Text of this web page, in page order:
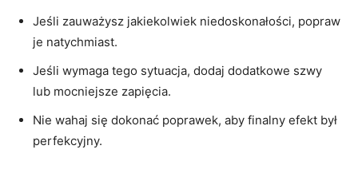
Jeśli zauważysz jakiekolwiek ​niedoskonałości, popraw
je natychmiast.
Jeśli wymaga tego sytuacja, dodaj dodatkowe szwy
lub mocniejsze zapięcia.
Nie⁣ wahaj się dokonać poprawek, aby finalny efekt był
perfekcyjny.